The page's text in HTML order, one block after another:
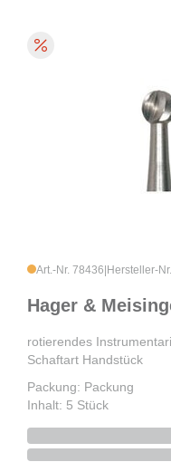
Art.-Nr. 78436 Hersteller-
Hager &
rotierendes
Schaftart Handstück
Packung: Packung
Inhalt: 5 Stück